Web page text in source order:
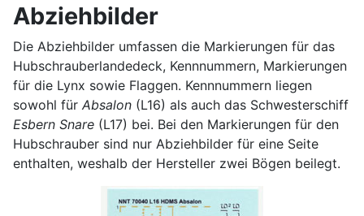
Abziehbilder
Die Abziehbilder umfassen die Markierungen für das
Hubschrauberlandedeck, Kennnummern, Markierungen
für die Lynx sowie Flaggen. Kennnummern liegen
sowohl für Absalon (L16) als auch das Schwesterschiff
Esbern Snare (L17) bei. Bei den Markierungen für den
Hubschrauber sind nur Abziehbilder für eine Seite
enthalten, weshalb der Hersteller zwei Bögen beilegt.